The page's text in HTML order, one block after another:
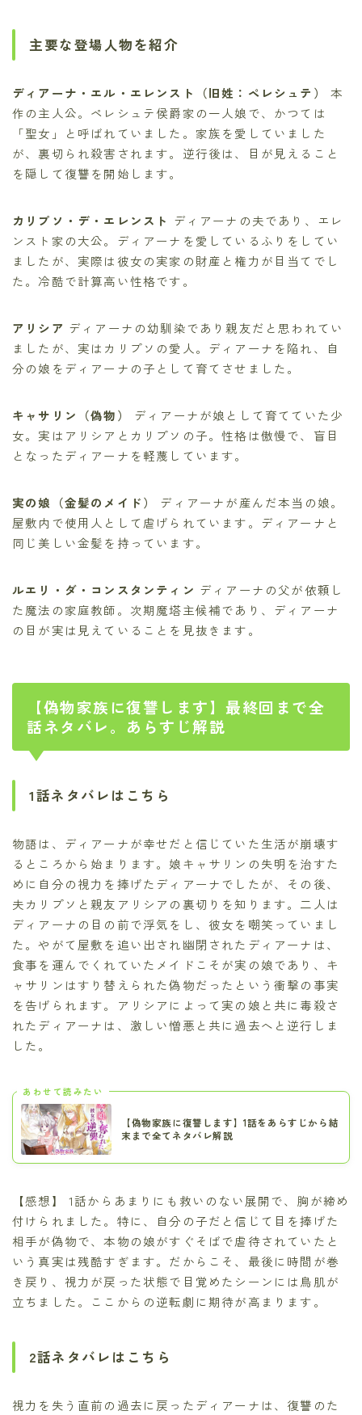
主要な登場人物を紹介
ディアーナ・エル・エレンスト（旧姓：ペレシュテ）
本
作の主人公。ペレシュテ侯爵家の一人娘で、かつては
「聖女」と呼ばれていました。家族を愛していました
が、裏切られ殺害されます。逆行後は、目が見えること
を隠して復讐を開始します。
カリプソ・デ・エレンスト ディアーナの夫であり、エレ
ンスト家の大公。ディアーナを愛しているふりをしてい
ましたが、実際は彼女の実家の財産と権力が目当てでし
た。冷酷で計算高い性格です。
アリシア ディアーナの幼馴染であり親友だと思われてい
ましたが、実はカリプソの愛人。ディアーナを陥れ、自
分の娘をディアーナの子として育てさせました。
キャサリン（偽物）
ディアーナが娘として育てていた少
女。実はアリシアとカリプソの子。性格は傲慢で、盲目
となったディアーナを軽蔑しています。
実の娘（金髪のメイド）
ディアーナが産んだ本当の娘。
屋敷内で使用人として虐げられています。ディアーナと
同じ美しい金髪を持っています。
ルエリ・ダ・コンスタンティン ディアーナの父が依頼し
た魔法の家庭教師。次期魔塔主候補であり、ディアーナ
の目が実は見えていることを見抜きます。
【偽物家族に復讐します】最終回まで全
話ネタバレ。あらすじ解説
1話ネタバレはこちら
物語は、ディアーナが幸せだと信じていた生活が崩壊す
るところから始まります。娘キャサリンの失明を治すた
めに自分の視力を捧げたディアーナでしたが、その後、
夫カリプソと親友アリシアの裏切りを知ります。二人は
ディアーナの目の前で浮気をし、彼女を嘲笑っていまし
た。やがて屋敷を追い出され幽閉されたディアーナは、
食事を運んでくれていたメイドこそが実の娘であり、キ
ャサリンはすり替えられた偽物だったという衝撃の事実
を告げられます。アリシアによって実の娘と共に毒殺さ
れたディアーナは、激しい憎悪と共に過去へと逆行しま
した。
あわせて読みたい
【偽物家族に復讐します】1話をあらすじから結
末まで全てネタバレ解説
【感想】 1話からあまりにも救いのない展開で、胸が締め
付けられました。特に、自分の子だと信じて目を捧げた
相手が偽物で、本物の娘がすぐそばで虐待されていたと
いう真実は残酷すぎます。だからこそ、最後に時間が巻
き戻り、視力が戻った状態で目覚めたシーンには鳥肌が
立ちました。ここからの逆転劇に期待が高まります。
2話ネタバレはこちら
視力を失う直前の過去に戻ったディアーナは、復讐のた